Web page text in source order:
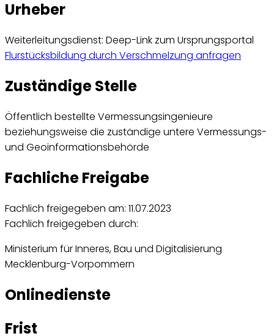
Urheber
Weiterleitungsdienst: Deep-Link zum Ursprungsportal
Flurstücksbildung durch Verschmelzung anfragen
Zuständige Stelle
Öffentlich bestellte Vermessungsingenieure
beziehungsweise die zuständige untere Vermessungs-
und Geoinformationsbehörde
Fachliche Freigabe
Fachlich freigegeben am: 11.07.2023
Fachlich freigegeben durch:
Ministerium für Inneres, Bau und Digitalisierung
Mecklenburg-Vorpommern
Onlinedienste
Frist